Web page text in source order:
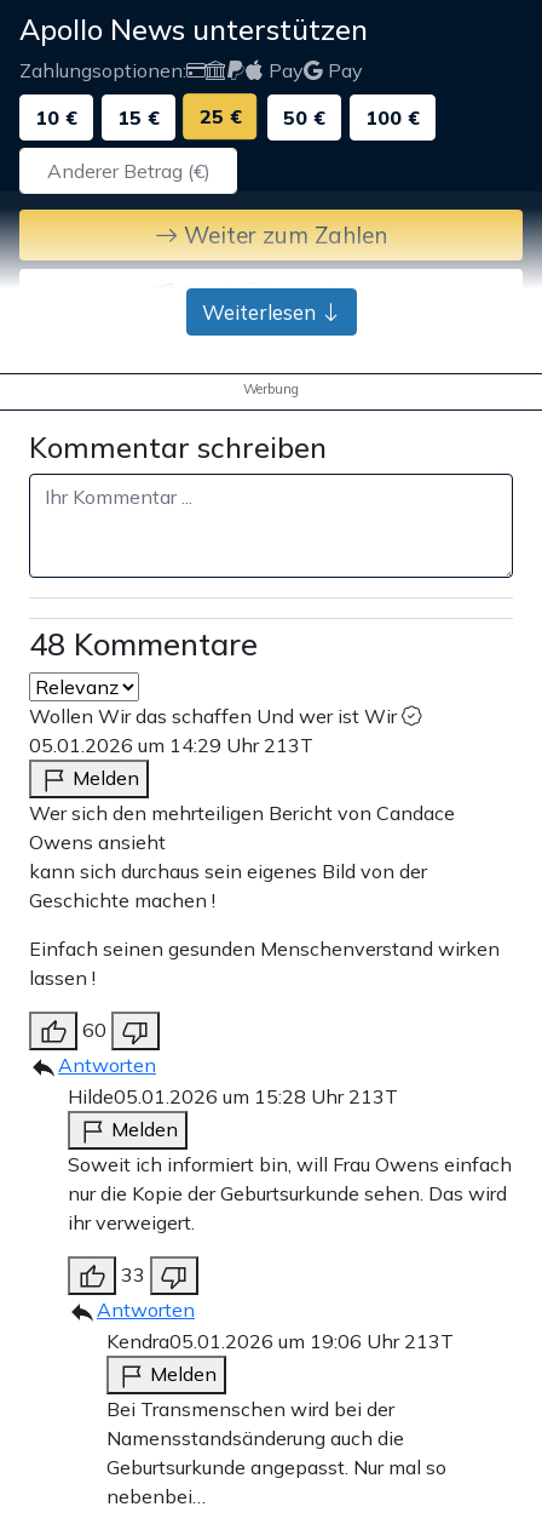
Apollo News unterstützen
Zahlungsoptionen: Pay
Pay
10 €
15 € 25 € 50 € 100 €
Weiter zum Zahlen
Bank-Überweisung
Weiterlesen
Werbung
Kommentar schreiben
48 Kommentare
Wollen Wir das schaffen Und wer ist Wir
05.01.2026 um 14:29 Uhr 213T
Melden
Wer sich den mehrteiligen Bericht von Candace
Owens ansieht
kann sich durchaus sein eigenes Bild von der
Geschichte machen !
Einfach seinen gesunden Menschenverstand wirken
lassen !
60
Antworten
Hilde05.01.2026 um 15:28 Uhr 213T
Melden
Soweit ich informiert bin, will Frau Owens einfach
nur die Kopie der Geburtsurkunde sehen. Das wird
ihr verweigert.
33
Antworten
Kendra05.01.2026 um 19:06 Uhr 213T
Melden
Bei Transmenschen wird bei der
Namensstandsänderung auch die
Geburtsurkunde angepasst. Nur mal so
nebenbei…